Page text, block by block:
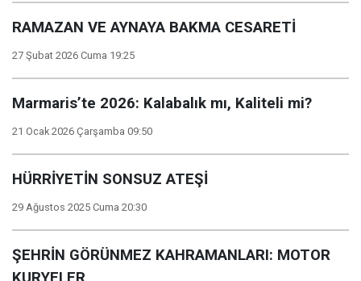
RAMAZAN VE AYNAYA BAKMA CESARETİ
27 Şubat 2026 Cuma 19:25
Marmaris’te 2026: Kalabalık mı, Kaliteli mi?
21 Ocak 2026 Çarşamba 09:50
HÜRRİYETİN SONSUZ ATEŞİ
29 Ağustos 2025 Cuma 20:30
ŞEHRİN GÖRÜNMEZ KAHRAMANLARI: MOTOR